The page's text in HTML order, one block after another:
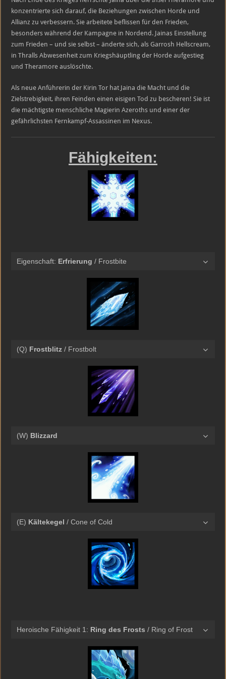
konzentrierte sich darauf, die Beziehungen zwischen Horde und
Allianz zu verbessern. Sie arbeitete beflissen für den Frieden,
besonders während der Kampagne in Nordend. Jainas Einstellung
zum Frieden – und sie selbst – änderte sich, als Garrosh Hellscream,
in Thralls Abwesenheit zum Kriegshäuptling der Horde aufgestieg
und Theramore auslöschte.
Als neue Anführerin der Kirin Tor hat Jaina die Macht und die
Zielstrebigkeit, ihren Feinden einen eisigen Tod zu bescheren! Sie ist
die mächtigste menschliche Magierin Azeroths und einer der
gefährlichsten Fernkampf-Assassinen im Nexus.
Fähigkeiten:
Eigenschaft: Erfrierung / Frostbite
(Q) Frostblitz / Frostbolt
(W) Blizzard
(E) Kältekegel / Cone of Cold
Heroische Fähigkeit 1: Ring des Frosts / Ring of Frost